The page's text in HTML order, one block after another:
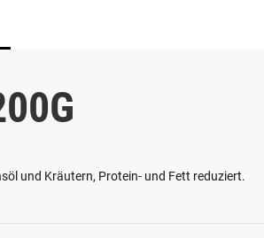
und Kräutern, Protein- und Fett reduziert.